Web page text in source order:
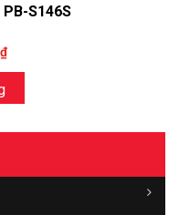
S146S